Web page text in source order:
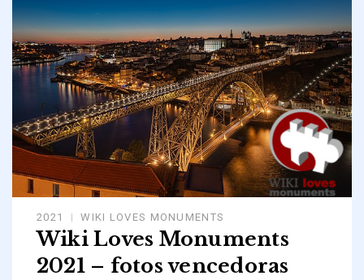
2021 WIKI LOVES MONUMENTS
Wiki Loves Monuments
2021 – fotos vencedoras